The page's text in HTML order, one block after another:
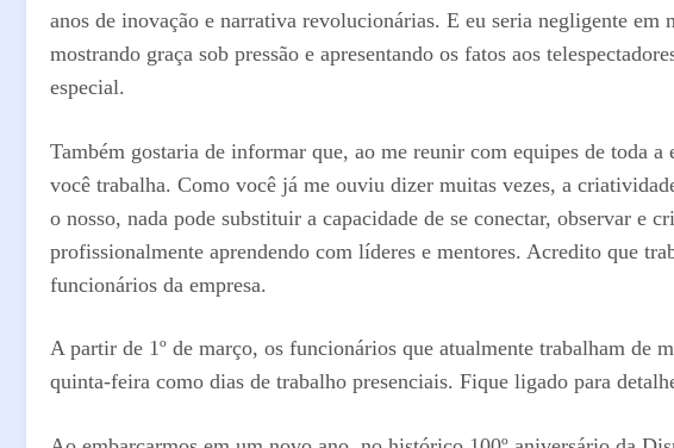
anos de inovação e narrativa revolucionárias. E eu seria negligente
mostrando graça sob pressão e apresentando os fatos aos
especial.
Também gostaria de informar que, ao me reunir com equipes de toda
você trabalha. Como você já me ouviu dizer muitas vezes, a
o nosso, nada pode substituir a capacidade de se conectar, observar e
profissionalmente aprendendo com líderes e mentores. Acredito que
funcionários da empresa.
A partir de 1º de março, os funcionários que atualmente trabalham de
quinta-feira como dias de trabalho presenciais. Fique ligado para